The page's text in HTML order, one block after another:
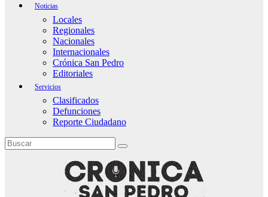
Noticias
Locales
Regionales
Nacionales
Internacionales
Crónica San Pedro
Editoriales
Servicios
Clasificados
Defunciones
Reporte Ciudadano